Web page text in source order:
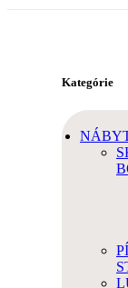
Kategórie